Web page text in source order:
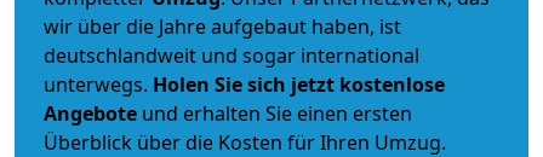
wir über die Jahre aufgebaut haben, ist
deutschlandweit und sogar international
unterwegs. Holen Sie sich jetzt kostenlose
Angebote und erhalten Sie einen ersten
Überblick über die Kosten für Ihren Umzug.